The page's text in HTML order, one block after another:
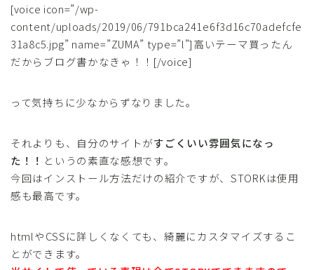
[voice icon=”/wp-
content/uploads/2019/06/791bca241e6f3d16c70adefcfe
31a8c5.jpg” name=”ZUMA” type=”l”]高いテーマ買ったん
だからブログ書かなきゃ！！[/voice]
って気持ちに少なからずなりました。
それよりも、自分のサイトがすごくいい雰囲気になっ
た！！ というの素直な感想です。
今回はインストール方法だけの紹介ですが、STORKは使用
感も最高です。
htmlやCSSに詳しくなくても、綺麗にカスタマイズするこ
とができます。